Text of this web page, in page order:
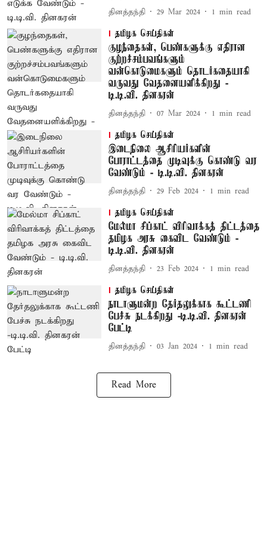
தினத்தந்தி 29 Mar 2024 1 min read
தமிழக செய்திகள்
குழந்தைகள், பெண்களுக்கு எதிரான
குற்றச்சம்பவங்களும்
வன்கொடுமைகளும் தொடர்கதையாகி
வருவது வேதனையளிக்கிறது -
டி.டி.வி. தினகரன்
தினத்தந்தி 07 Mar 2024 1 min read
தமிழக செய்திகள்
இடைநிலை ஆசிரியர்களின்
போராட்டத்தை முடிவுக்கு கொண்டு வர
வேண்டும் - டி.டி.வி. தினகரன்
தினத்தந்தி 29 Feb 2024 1 min read
தமிழக செய்திகள்
மேல்மா சிப்காட் விரிவாக்கத் திட்டத்தை
தமிழக அரசு கைவிட வேண்டும் -
டி.டி.வி. தினகரன்
தினத்தந்தி 23 Feb 2024 1 min read
தமிழக செய்திகள்
நாடாளுமன்ற தேர்தலுக்காக கூட்டணி
பேச்சு நடக்கிறது -டி.டி.வி. தினகரன்
பேட்டி
தினத்தந்தி 03 Jan 2024 1 min read
Read More